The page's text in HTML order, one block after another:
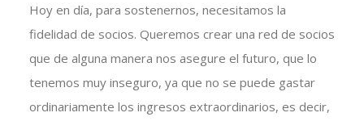
Hoy en día, para sostenernos, necesitamos la
fidelidad de socios. Queremos crear una red de socios
que de alguna manera nos asegure el futuro, que lo
tenemos muy inseguro, ya que no se puede gastar
ordinariamente los ingresos extraordinarios, es decir,